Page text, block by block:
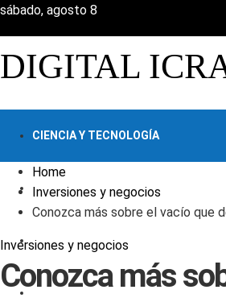
sábado, agosto 8
DIGITAL
CIENCIA Y TECNOLOGÍA
INVERSIONES Y NEGOCIOS
CULTURA Y OCIO
Home
Inversiones y negocios
Conozca más sobre el vacío que
Inversiones y negocios
Conozca más